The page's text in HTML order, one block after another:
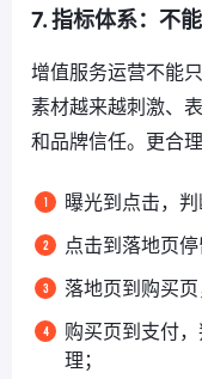
7. 指标体系：不
增值服务运营不能
素材越来越刺激、
和品牌信任。更合
曝光到点击，判
点击到落地页
落地页到购买页
购买页到支付
理；